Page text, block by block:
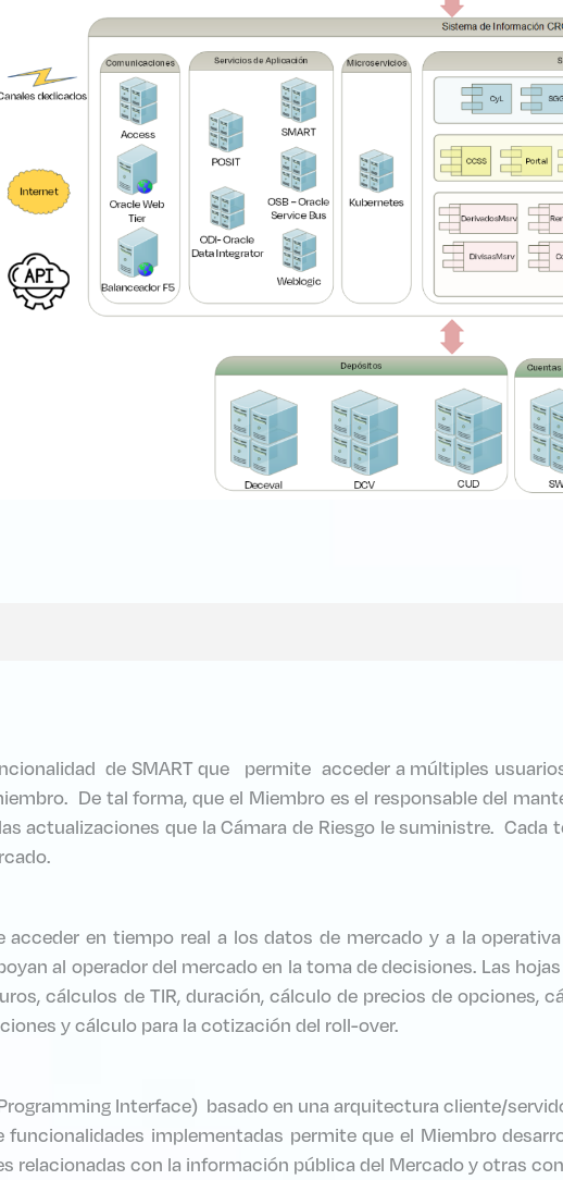
de SMART que permite acceder a múltiples
De tal forma, que el Miembro es el responsable del
actualizaciones que la Cámara de Riesgo le suministre. Cada
acceder en tiempo real a los datos de mercado y a la
al operador del mercado en la toma de decisiones. Las
cálculos de TIR, duración, cálculo de precios de opciones,
y cálculo para la cotización del roll-over.
Interface) basado en una arquitectura cliente/
implementadas permite que el Miembro
relacionadas con la información pública del Mercado y otras